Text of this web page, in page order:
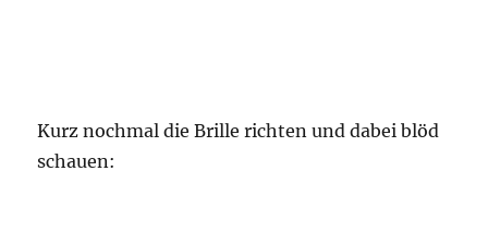
Kurz nochmal die Brille richten und dabei blöd
schauen: